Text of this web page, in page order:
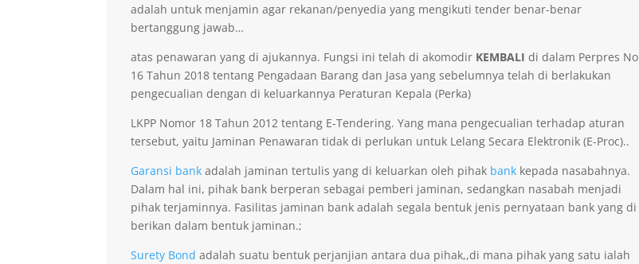
adalah untuk menjamin agar rekanan/penyedia yang mengikuti tender benar-benar
bertanggung jawab…
atas penawaran yang di ajukannya. Fungsi ini telah di akomodir KEMBALI di dalam Perpres No
16 Tahun 2018 tentang Pengadaan Barang dan Jasa yang sebelumnya telah di berlakukan
pengecualian dengan di keluarkannya Peraturan Kepala (Perka)
LKPP Nomor 18 Tahun 2012 tentang E-Tendering. Yang mana pengecualian terhadap aturan
tersebut, yaitu Jaminan Penawaran tidak di perlukan untuk Lelang Secara Elektronik (E-Proc)..
Garansi bank adalah jaminan tertulis yang di keluarkan oleh pihak bank kepada nasabahnya.
Dalam hal ini, pihak bank berperan sebagai pemberi jaminan, sedangkan nasabah menjadi
pihak terjaminnya. Fasilitas jaminan bank adalah segala bentuk jenis pernyataan bank yang di
berikan dalam bentuk jaminan.;
Surety Bond adalah suatu bentuk perjanjian antara dua pihak,,di mana pihak yang satu ialah